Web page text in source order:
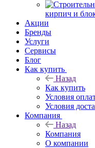
кирпич и
Акции
Бренды
Услуги
Сервисы
Блог
Как купить
Назад
Как купить
Условия
Условия
Компания
Назад
Компания
О компании